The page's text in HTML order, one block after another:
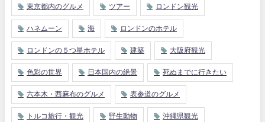
東京都内のグルメ ツアー ロンドン観光
ハネムーン 海 ロンドンのホテル
ロンドンの５つ星ホテル 建築 大阪府観光
色彩の世界 日本国内の絶景 死ぬまでに行きたい
六本木・西麻布のグルメ 表参道のグルメ
トルコ旅行・観光 野生動物 沖縄県観光